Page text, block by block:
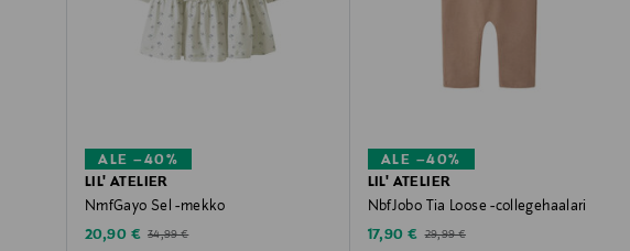
ALE –40%
LIL' ATELIER
NmfGayo Sel -mekko
Discounted Price
20,90 € Original Price
34,99 €
ALE –40%
LIL' ATELIER
NbfJobo Tia Loose -collegehaalari
Discounted Price
17,90 € Original Price
29,99 €